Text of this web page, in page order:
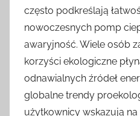
często podkreślają
nowoczesnych pomp
awaryjność. Wiele osób
korzyści ekologiczne
odnawialnych źródeł
globalne trendy
użytkownicy wskazują